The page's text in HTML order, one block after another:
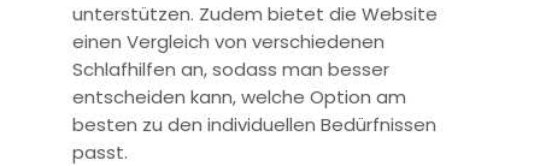
unterstützen. Zudem bietet die Website
einen Vergleich von verschiedenen
Schlafhilfen an, sodass man besser
entscheiden kann, welche Option am
besten zu den individuellen Bedürfnissen
passt.